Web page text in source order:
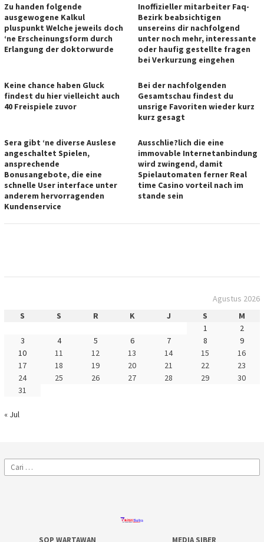
Zu handen folgende
ausgewogene Kalkul
pluspunkt Welche jeweils doch
‘ne Erscheinungsform durch
Erlangung der doktorwurde
Inoffizieller mitarbeiter Faq-
Bezirk beabsichtigen
unsereins dir nachfolgend
unter noch mehr, interessante
oder haufig gestellte fragen
bei Verkurzung eingehen
Keine chance haben Gluck
findest du hier vielleicht auch
40 Freispiele zuvor
Bei der nachfolgenden
Gesamtschau findest du
unsrige Favoriten wieder kurz
kurz gesagt
Sera gibt ‘ne diverse Auslese
angeschaltet Spielen,
ansprechende
Bonusangebote, die eine
schnelle User interface unter
anderem hervorragenden
Kundenservice
Ausschlie?lich die eine
immovable Internetanbindung
wird zwingend, damit
Spielautomaten ferner Real
time Casino vorteil nach im
stande sein
Agustus 2026
S
S R K J S
M
1
2
3
4 5 6 7 8
9
10
11 12 13 14 15
16
17
18 19 20 21 22
23
24
25 26 27 28 29
30
31
« Jul
Cari
untuk:
SOP WARTAWAN MEDIA SIBER